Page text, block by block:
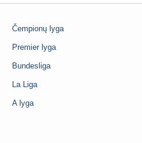
Čempionų lyga
Premier lyga
Bundesliga
La Liga
A lyga